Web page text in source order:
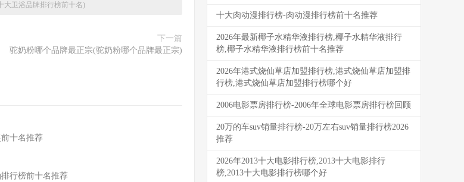
大卫浴品牌排行榜前十名)
下一篇
驼奶粉哪个品牌最正宗(驼奶粉哪个品牌最正宗)
十名推荐
行榜前十名推荐
十大肉动漫排行榜-肉动漫排行榜前十名推荐
2026年最新椰子水精华液排行榜,椰子水精华液排行
榜,椰子水精华液排行榜前十名推荐
2026年港式烧仙草店加盟排行榜,港式烧仙草店加盟排
行榜,港式烧仙草店加盟排行榜哪个好
2006电影票房排行榜-2006年全球电影票房排行榜回顾
20万的车suv销量排行榜-20万左右suv销量排行榜2026
推荐
2026年2013十大电影排行榜,2013十大电影排行
榜,2013十大电影排行榜哪个好